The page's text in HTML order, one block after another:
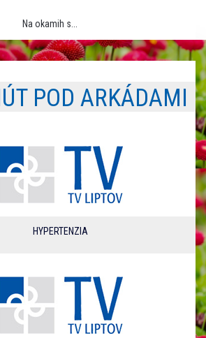
Na okamih s...
POD ARKÁDAMI
HYPERTENZIA